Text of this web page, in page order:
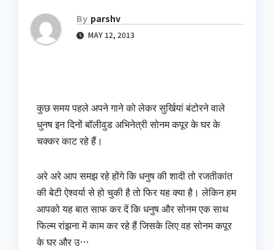
By parshv
MAY 12, 2013
कुछ समय पहले अपने गाने को लेकर सुर्खियां बंटोरने वाले
धुनष इन दिनों बॉलीवुड अभिनेत्री सोनम कपूर के घर के
चक्‍कर काट रहे हैं।
अरे अरे आप समझ रहे होंगे कि धनुष की शादी तो रजतीकांत
की बेटी ऐश्‍वर्या से हो चुकी है तो फिर यह क्‍या है। लेकिन हम
आपको यह बात साफ कर दें कि धनुष और सोनम एक साथ
फिल्‍म रांझना में काम कर रहे हैं जिसके लिए वह सोनम कपूर
के घर और उ…